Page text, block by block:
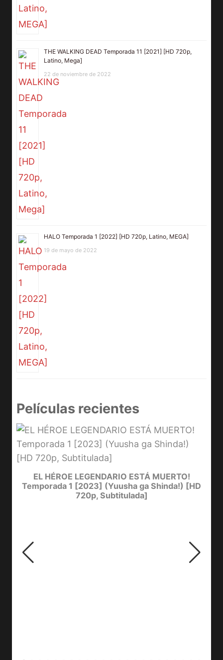
THE WALKING DEAD Temporada 11 [2021] [HD 720p,
Latino, Mega]
22 de noviembre de 2022
HALO Temporada 1 [2022] [HD 720p, Latino, MEGA]
19 de mayo de 2022
Películas recientes
EL HÉROE LEGENDARIO ESTÁ MUERTO!
Temporada 1 [2023] (Yuusha ga Shinda!) [HD
720p, Subtitulada]